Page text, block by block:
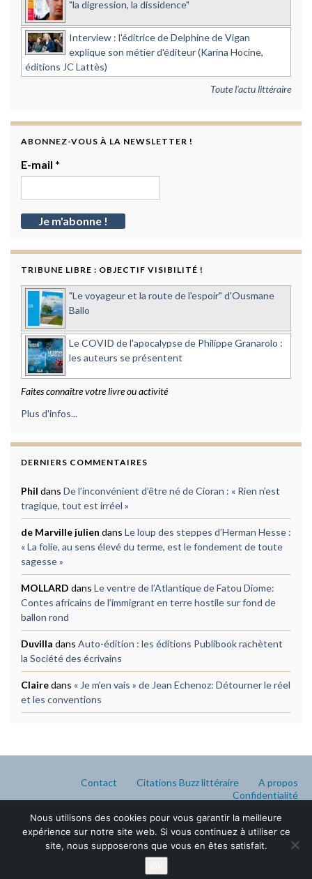
"la digression, la dissidence"
Interview : l'éditrice de Delphine de Vigan
explique son métier d'éditeur (Karina Hocine,
éditions JC Lattès)
Toute l'actu littéraire
ABONNEZ-VOUS À LA NEWSLETTER !
E-mail *
TRIBUNE LIBRE : OBJECTIF VISIBILITÉ !
"Le voyageur et la route de l'espoir" d'Ousmane
Ballo
Le COVID de l'apocalypse de Philippe Granarolo :
les auteurs se présentent
Faites connaître votre livre ou activité
Plus d'infos...
DERNIERS COMMENTAIRES
Phil dans De l’inconvénient d’être né de Cioran : « Rien n’est
tragique, tout est irréel »
de Marville julien dans Le loup des steppes d’Herman Hesse :
« La folie, au sens élevé du terme, est le fondement de toute
sagesse »
MOLLARD dans Le ventre de l’Atlantique de Fatou Diome:
Contes africains de l’immigrant en terre hostile sur fond de
ballon rond
Duvilla dans Auto-édition : les éditions Publibook rachètent
la Société des écrivains
Clairedans « Je m’en vais » de Jean Echenoz: Détourner le réel
et les conventions
Contact Citations Buzz littéraire
A propos
Confidentialité
Nous utilisons des cookies pour vous garantir la meilleure
expérience sur notre site web. Si vous continuez à utiliser ce
site, nous supposerons que vous en êtes satisfait.